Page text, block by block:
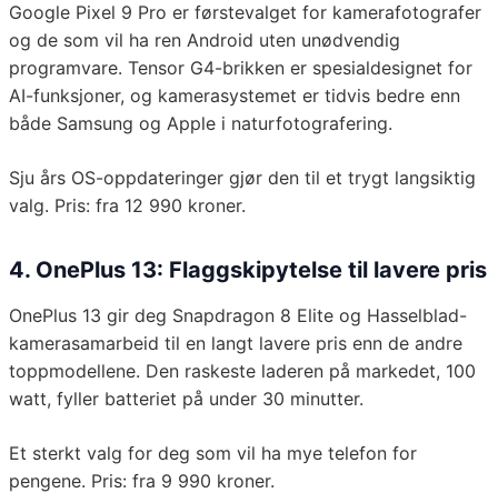
Google Pixel 9 Pro er førstevalget for kamerafotografer
og de som vil ha ren Android uten unødvendig
programvare. Tensor G4-brikken er spesialdesignet for
AI-funksjoner, og kamerasystemet er tidvis bedre enn
både Samsung og Apple i naturfotografering.
Sju års OS-oppdateringer gjør den til et trygt langsiktig
valg. Pris: fra 12 990 kroner.
4. OnePlus 13: Flaggskipytelse til lavere pris
OnePlus 13 gir deg Snapdragon 8 Elite og Hasselblad-
kamerasamarbeid til en langt lavere pris enn de andre
toppmodellene. Den raskeste laderen på markedet, 100
watt, fyller batteriet på under 30 minutter.
Et sterkt valg for deg som vil ha mye telefon for
pengene. Pris: fra 9 990 kroner.